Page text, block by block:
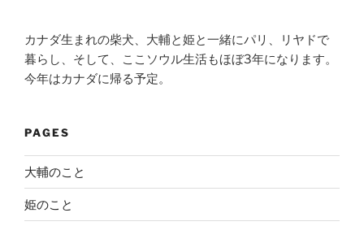
カナダ生まれの柴犬、大輔と姫と一緒にパリ、リヤドで
暮らし、そして、ここソウル生活もほぼ3年になります。
今年はカナダに帰る予定。
PAGES
大輔のこと
姫のこと